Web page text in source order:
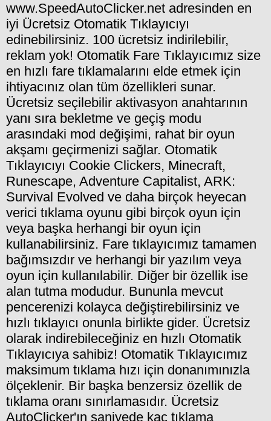
www.SpeedAutoClicker.net adresinden en
iyi Ücretsiz Otomatik Tıklayıcıyı
edinebilirsiniz. 100 ücretsiz indirilebilir,
reklam yok! Otomatik Fare Tıklayıcımız size
en hızlı fare tıklamalarını elde etmek için
ihtiyacınız olan tüm özellikleri sunar.
Ücretsiz seçilebilir aktivasyon anahtarının
yanı sıra bekletme ve geçiş modu
arasındaki mod değişimi, rahat bir oyun
akşamı geçirmenizi sağlar. Otomatik
Tıklayıcıyı Cookie Clickers, Minecraft,
Runescape, Adventure Capitalist, ARK:
Survival Evolved ve daha birçok heyecan
verici tıklama oyunu gibi birçok oyun için
veya başka herhangi bir oyun için
kullanabilirsiniz. Fare tıklayıcımız tamamen
bağımsızdır ve herhangi bir yazılım veya
oyun için kullanılabilir. Diğer bir özellik ise
alan tutma modudur. Bununla mevcut
pencerenizi kolayca değiştirebilirsiniz ve
hızlı tıklayıcı onunla birlikte gider. Ücretsiz
olarak indirebileceğiniz en hızlı Otomatik
Tıklayıcıya sahibiz! Otomatik Tıklayıcımız
maksimum tıklama hızı için donanımınızla
ölçeklenir. Bir başka benzersiz özellik de
tıklama oranı sınırlamasıdır. Ücretsiz
AutoClicker'ın saniyede kaç tıklama